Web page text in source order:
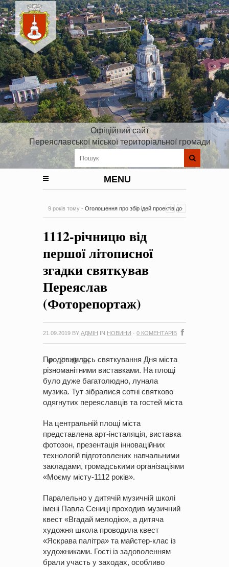
Офіційний сайт
Переяславської міської територіальної громади
MENU
9 років тому - Оголошення про збір ідей проектів до
на період 2018 – 2020 роки Оголошення про збір ідей
-0 Коментарів
1112-річницю від
першої літописної
згадки святкував
Переяслав
(Фоторепортаж)
21.09.2019 BY АДМІН IN НОВИНИ · 0 КОМЕНТАРІВ
Продовжилось святкування Дня міста
різноманітними виставками. На площі
було дуже багатолюдно, лунала
музика. Тут зібралися сотні святково
одягнутих переяславців та гостей міста
На центральній площі міста
представлена арт-інсталяція, виставка
фотозон, презентація інноваційних
технологій підготовлених навчальними
закладами, громадськими організаціями
«Моєму місту-1112 років».
Паралельно у дитячій музичній школі
імені Павла Сениці проходив музичний
квест «Вгадай мелодію», а дитяча
художня школа проводила квест
«Яскрава палітра» та майстер-клас із
художниками. Гості із задоволенням
брали участь у заходах, особливо